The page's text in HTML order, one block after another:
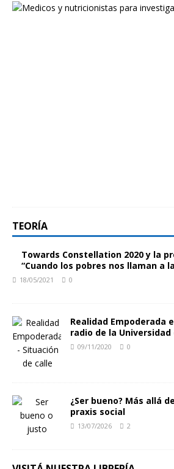
TEORÍA
Towards Constellation 2020 y la
“Cuando los pobres nos llaman a
18/05/2021 0
Realidad Empoderada
radio de la Universidad
09/11/2020 0
¿Ser bueno? Más allá
praxis social
13/07/2026 2